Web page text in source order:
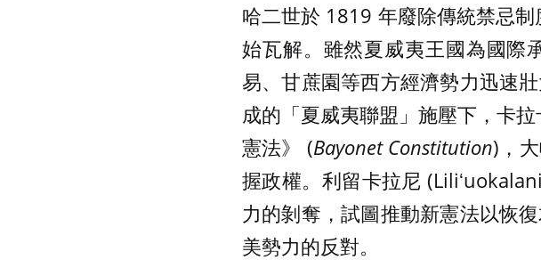
哈二世於 1819 年廢除傳統禁忌
始瓦解。雖然夏威夷王國為國際
易、甘蔗園等西方經濟勢力迅速
成的「夏威夷聯盟」施壓下，卡
憲法》 (Bayonet Constitution)，
握政權。利留卡拉尼
力的剝奪，試圖推動新憲法以恢
美勢力的反對。